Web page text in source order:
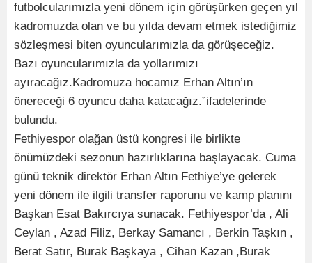
futbolcularımızla yeni dönem için görüşürken geçen yıl
kadromuzda olan ve bu yılda devam etmek istediğimiz
sözleşmesi biten oyuncularımızla da görüşeceğiz.
Bazı oyuncularımızla da yollarımızı
ayıracağız.Kadromuza hocamız Erhan Altın’ın
önereceği 6 oyuncu daha katacağız.”ifadelerinde
bulundu.
Fethiyespor olağan üstü kongresi ile birlikte
önümüzdeki sezonun hazırlıklarına başlayacak. Cuma
günü teknik direktör Erhan Altın Fethiye’ye gelerek
yeni dönem ile ilgili transfer raporunu ve kamp planını
Başkan Esat Bakırcıya sunacak. Fethiyespor’da , Ali
Ceylan , Azad Filiz, Berkay Samancı , Berkin Taşkın ,
Berat Satır, Burak Başkaya , Cihan Kazan ,Burak